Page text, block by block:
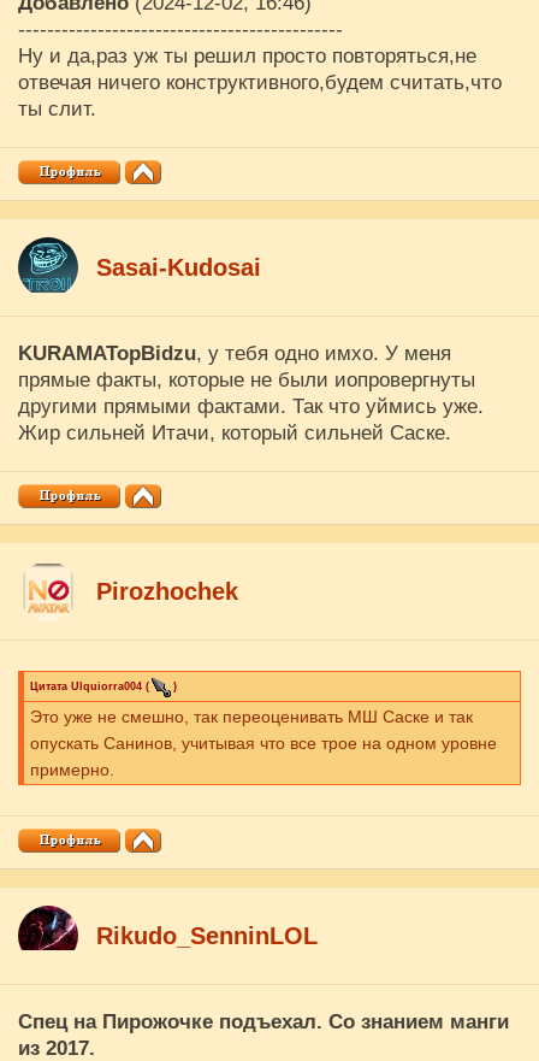
---------------------------------------------
Ну и да,раз уж ты решил просто повторяться,не
отвечая ничего конструктивного,будем считать,что
ты слит.
Sasai-Kudosai
KURAMATopBidzu, у тебя одно имхо. У меня
прямые факты, которые не были иопровергнуты
другими прямыми фактами. Так что уймись уже.
Жир сильней Итачи, который сильней Саске.
Pirozhochek
Цитата Ulquiorra004 ( )
Это уже не смешно, так переоценивать МШ Саске и так
опускать Санинов, учитывая что все трое на одном уровне
примерно.
Rikudo_SenninLOL
Спец на Пирожочке подъехал. Со знанием манги
из 2017.